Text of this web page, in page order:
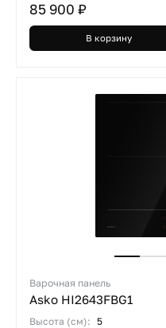
85 900 ₽
В корзину
Варочная панель
Asko HI2643FBG1
Высота (см): 5